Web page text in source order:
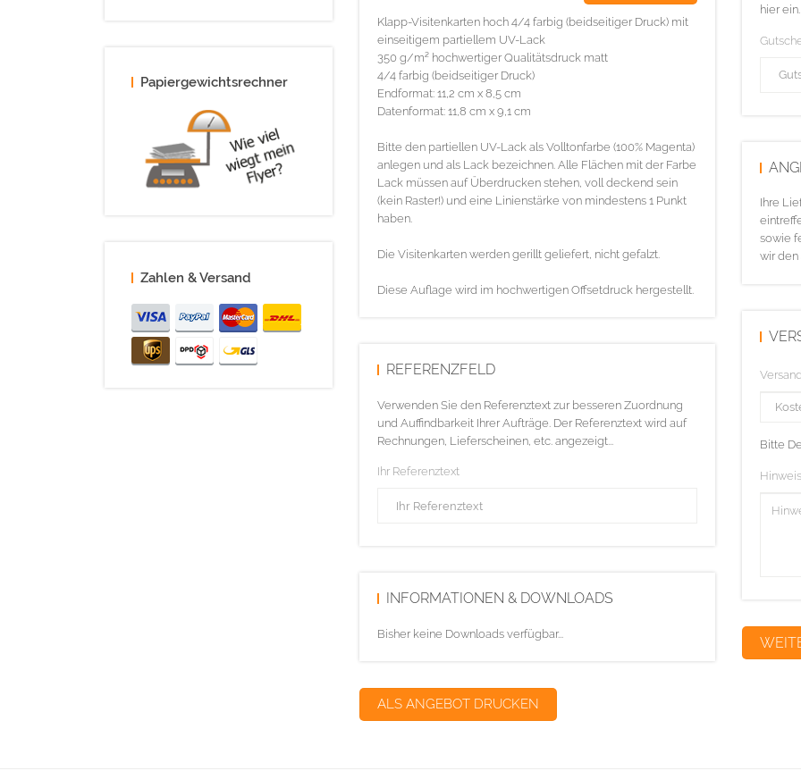
Papiergewichtsrechner
Zahlen & Versand
Klapp-Visitenkarten hoch 4/4 farbig (beidseitiger Druck) mit
einseitigem partiellem UV-Lack
350 g/m² hochwertiger Qualitätsdruck matt
4/4 farbig (beidseitiger Druck)
Endformat: 11,2 cm x 8,5 cm
Datenformat: 11,8 cm x 9,1 cm
Bitte den partiellen UV-Lack als Volltonfarbe (100% Magenta)
anlegen und als Lack bezeichnen. Alle Flächen mit der Farbe
Lack müssen auf Überdrucken stehen, voll deckend sein
(kein Raster!) und eine Linienstärke von mindestens 1 Punkt
haben.
Die Visitenkarten werden gerillt geliefert, nicht gefalzt.
Diese Auflage wird im hochwertigen Offsetdruck hergestellt.
REFERENZFELD
Verwenden Sie den Referenztext zur besseren Zuordnung
und Auffindbarkeit Ihrer Aufträge. Der Referenztext wird auf
Rechnungen, Lieferscheinen, etc. angezeigt...
Ihr Referenztext
INFORMATIONEN & DOWNLOADS
Bisher keine Downloads verfügbar...
ALS ANGEBOT DRUCKEN
hier ein.
Ihre
sowie
wir den
Bitte